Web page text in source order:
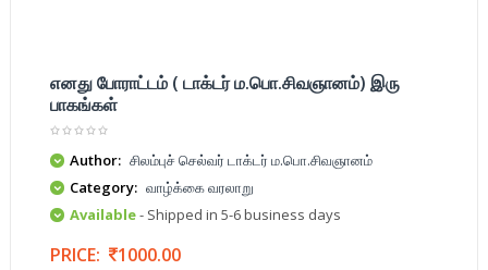
எனது போராட்டம் ( டாக்டர் ம.பொ.சிவஞானம்) இரு
பாகங்கள்
Author: சிலம்புச் செல்வர் டாக்டர் ம.பொ.சிவஞானம்
Category: வாழ்க்கை வரலாறு
Available- Shipped in 5-6 business days
PRICE: 1000.00